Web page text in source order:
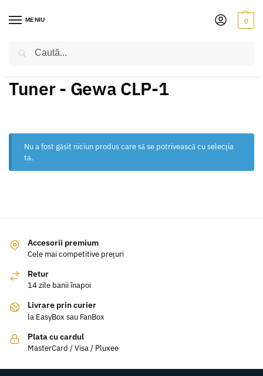
MENIU 0
Tuner - Gewa CLP-1
Nu a fost găsit niciun produs care să se potrivească cu selecția
ta.
Accesorii premium
Cele mai competitive prețuri
Retur
14 zile banii înapoi
Livrare prin curier
la EasyBox sau FanBox
Plata cu cardul
MasterCard / Visa / Pluxee